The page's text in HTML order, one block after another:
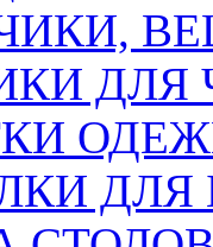
ДЛЯ
ДЛЯ